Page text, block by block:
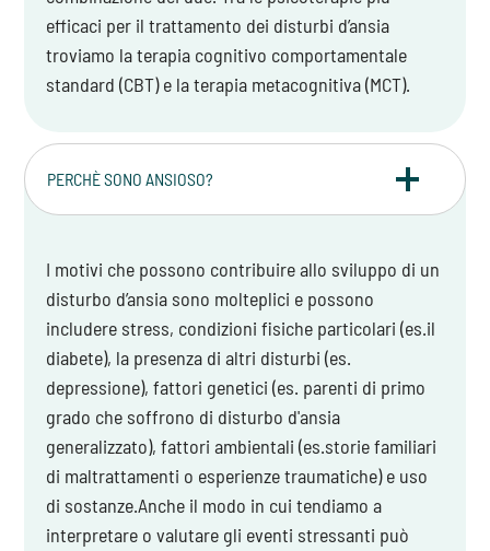
efficaci per il trattamento dei disturbi d’ansia
troviamo la terapia cognitivo comportamentale
standard (CBT) e la terapia metacognitiva (MCT).
PERCHÈ SONO ANSIOSO?
I motivi che possono contribuire allo sviluppo di un
disturbo d’ansia sono molteplici e possono
includere stress, condizioni fisiche particolari (es.il
diabete), la presenza di altri disturbi (es.
depressione), fattori genetici (es. parenti di primo
grado che soffrono di disturbo d'ansia
generalizzato), fattori ambientali (es.storie familiari
di maltrattamenti o esperienze traumatiche) e uso
di sostanze.Anche il modo in cui tendiamo a
interpretare o valutare gli eventi stressanti può